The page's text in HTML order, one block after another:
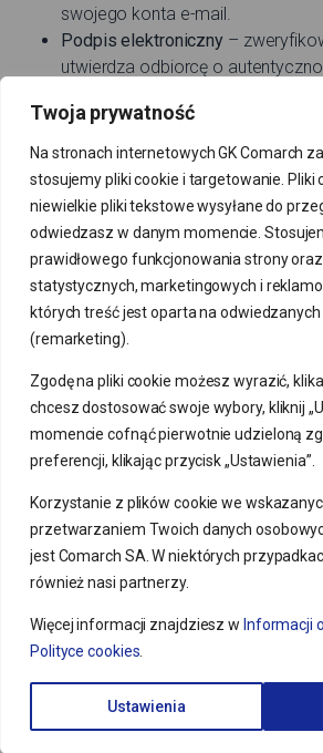
Twoja prywatność
Na stronach internetowych GK Comarch
stosujemy pliki cookie i targetowanie. Pliki
niewielkie pliki tekstowe wysyłane do
odwiedzasz w danym momencie.
prawidłowego funkcjonowania strony
statystycznych, marketingowych i
których treść jest oparta na
(remarketing).
Zgodę na pliki cookie możesz wyrazić,
chcesz dostosować swoje wybory, kliknij
momencie cofnąć pierwotnie udzieloną
preferencji, klikając przycisk „Ustawienia”.
Korzystanie z plików cookie we
przetwarzaniem Twoich danych
jest Comarch SA. W niektórych
również nasi partnerzy.
Więcej informacji znajdziesz w Informacji
Polityce cookies
Ustawienia
swojego konta e-mail.
Podpis elektroniczny –
utwierdza odbiorcę o
Dwuskładnikowe uwierzytelnianie
uwierzytelnianiezapewnia
ochrony do konta.
Ostrożność wobec podejrzanych
otwieraj podejrzanych
nieznanych źródeł.
Aktualizacje oprogramowania–
oprogramowanie antywirusowe i
Korzystanie z VPN
Network), aby zaszyfrować swoje
Edukacja– warto na bieżąco
zakresie cyberbezpieczeństwa
Podsumowanie
Bezpieczna korespondencja e-mail to
ochrony naszej prywatności i danych w
wirusy czy wycieki danych, niezbędne
kompleksowych rozwiązań. Stosując
możemy znacznie zmniejszyć ryzyko
bezpieczeństwa i cieszyć się